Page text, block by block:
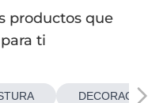
productos que
ti